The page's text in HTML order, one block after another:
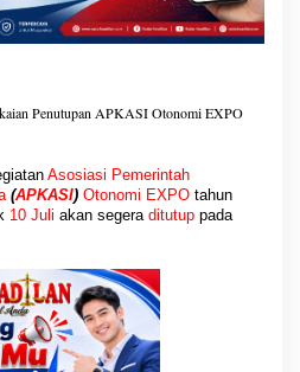
Penutupan APKASI Otonomi EXPO
Asosiasi Pemerintah
(APKASI) Otonomi EXPO tahun
10 Juli akan segera ditutup pada